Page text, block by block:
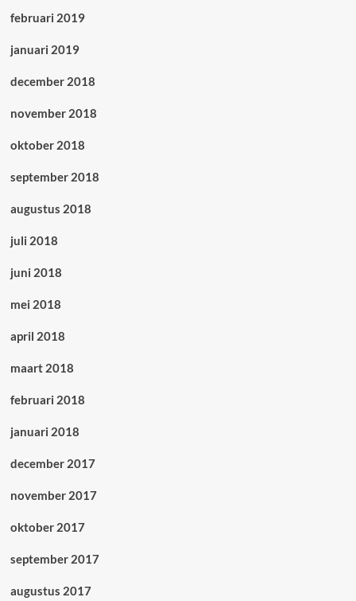
februari 2019
januari 2019
december 2018
november 2018
oktober 2018
september 2018
augustus 2018
juli 2018
juni 2018
mei 2018
april 2018
maart 2018
februari 2018
januari 2018
december 2017
november 2017
oktober 2017
september 2017
augustus 2017